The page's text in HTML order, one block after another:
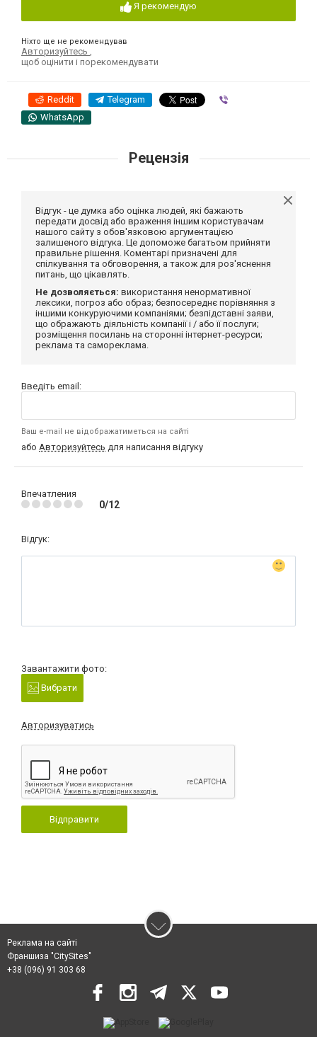
Я рекомендую
Ніхто ще не рекомендував
Авторизуйтесь
щоб оцінити і порекомендувати
Reddit Telegram
WhatsApp
Рецензія
Відгук - це думка або оцінка людей, які бажають
передати досвід або враження іншим користувачам
нашого сайту з обов'язковою аргументацією
залишеного відгука. Це допоможе багатьом прийняти
правильне рішення. Коментарі призначені для
спілкування та обговорення, а також для роз'яснення
питань, що цікавлять.
Не дозволяється: використання ненормативної
лексики, погроз або образ; безпосереднє порівняння з
іншими конкуруючими компаніями; безпідставні заяви,
що ображають діяльність компанії і / або її послуги;
розміщення посилань на сторонні інтернет-ресурси;
реклама та самореклама.
Введіть email:
Ваш e-mail не відображатиметься на сайті
або Авторизуйтесь для написання відгуку
Впечатления
0/12
Відгук:
Завантажити фото:
Вибрати
Авторизуватись
Відправити
Реклама на сайті
Франшиза "CitySites"
+38 (096) 91 303 68